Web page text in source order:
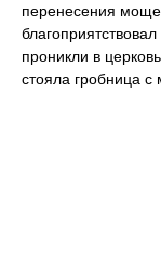
перенесения
проникли в
стояла гробница с